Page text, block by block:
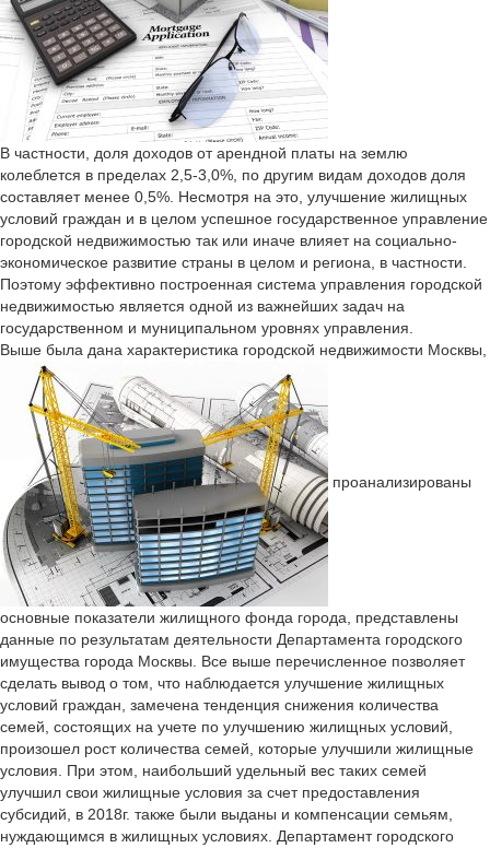
В частности, доля доходов от арендной платы на землю
колеблется в пределах 2,5-3,0%, по другим видам доходов доля
составляет менее 0,5%. Несмотря на это, улучшение жилищных
условий граждан и в целом успешное государственное управление
городской недвижимостью так или иначе влияет на социально-
экономическое развитие страны в целом и региона, в частности.
Поэтому эффективно построенная система управления городской
недвижимостью является одной из важнейших задач на
государственном и муниципальном уровнях управления.
Выше была дана характеристика городской недвижимости Москвы,
проанализированы
основные показатели жилищного фонда города, представлены
данные по результатам деятельности Департамента городского
имущества города Москвы. Все выше перечисленное позволяет
сделать вывод о том, что наблюдается улучшение жилищных
условий граждан, замечена тенденция снижения количества
семей, состоящих на учете по улучшению жилищных условий,
произошел рост количества семей, которые улучшили жилищные
условия. При этом, наибольший удельный вес таких семей
улучшил свои жилищные условия за счет предоставления
субсидий, в 2018г. также были выданы и компенсации семьям,
нуждающимся в жилищных условиях. Департамент городского